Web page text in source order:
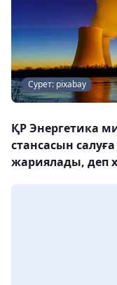
Сурет: pixabay
ҚР Энергетика
стансасын
жариялады, деп